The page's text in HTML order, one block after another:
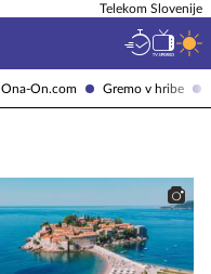
Ona-On.com Gremo v hribe
Telekom Slovenije